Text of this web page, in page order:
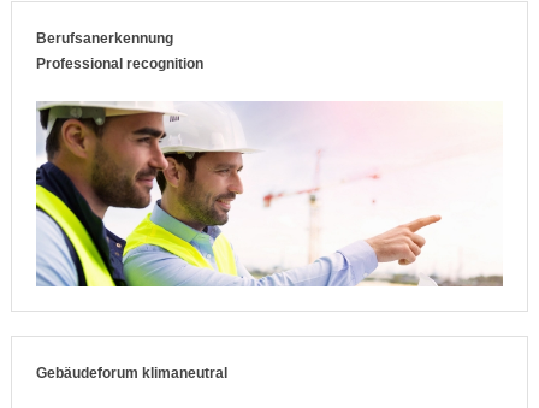
Berufsanerkennung
Professional recognition
Gebäudeforum klimaneutral